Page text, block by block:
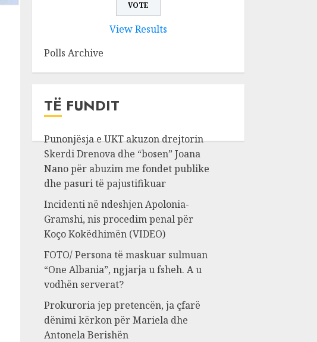
View Results
Polls Archive
TË FUNDIT
Punonjësja e UKT akuzon drejtorin
Skerdi Drenova dhe “bosen” Joana
Nano për abuzim me fondet publike
dhe pasuri të pajustifikuar
Incidenti në ndeshjen Apolonia-
Gramshi, nis procedim penal për
Koço Kokëdhimën (VIDEO)
FOTO/ Persona të maskuar sulmuan
“One Albania”, ngjarja u fsheh. A u
vodhën serverat?
Prokuroria jep pretencën, ja çfarë
dënimi kërkon për Mariela dhe
Antonela Berishën